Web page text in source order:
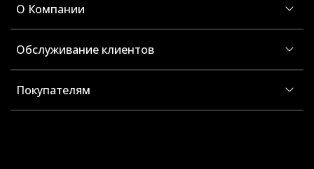
О Компании
Обслуживание клиентов
Покупателям